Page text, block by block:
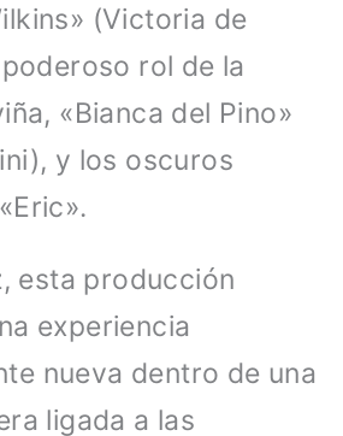
(Victoria de
rol de la
«Bianca del Pino»
y los oscuros
esta producción
experiencia
nueva dentro de una
ligada a las